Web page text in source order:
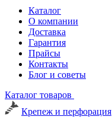
Каталог
О компании
Доставка
Гарантия
Прайсы
Контакты
Блог и советы
Каталог товаров
Крепеж и перфорация